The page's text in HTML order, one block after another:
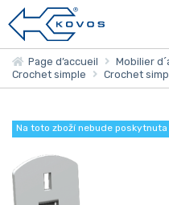
Page d’accueil Mobilier
Crochet simple
Crochet
Na toto zboží nebude